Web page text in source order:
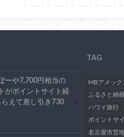
ーや7,700円相当の
がポイントサイト経
えて差し引き730
TAG
MBアメック
ふるさと納
ハワイ旅行
ポイントサ
名古屋市営